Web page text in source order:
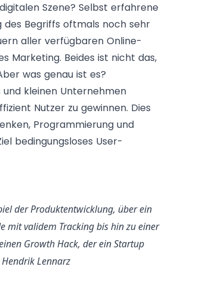
Szene? Selbst erfahrene
Begriffs oftmals noch sehr
aller verfügbaren Online-
Marketing. Beides ist nicht das,
was genau ist es?
kleinen Unternehmen
Nutzer zu gewinnen. Dies
Programmierung und
bedingungsloses User-
der Produktentwicklung, über ein
mit validem Tracking bis hin zu einer
Growth Hack, der ein Startup
Hendrik Lennarz